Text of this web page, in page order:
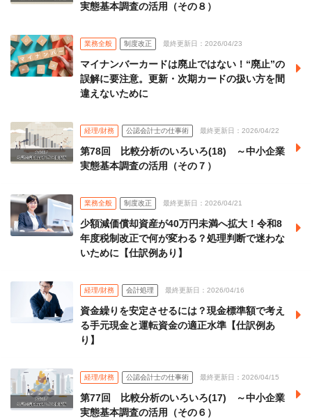
実態基本調査の活用（その８）
業務全般 制度改正 最終更新日：2026/04/23
マイナンバーカードは廃止ではない！“廃止”の
誤解に要注意。更新・次期カードの扱い方を間
違えないために
経理/財務 公認会計士の仕事術 最終更新日：2026/04/22
第78回 比較分析のいろいろ(18) ～中小企業
実態基本調査の活用（その７）
業務全般 制度改正 最終更新日：2026/04/21
少額減価償却資産が40万円未満へ拡大！令和8
年度税制改正で何が変わる？処理判断で迷わな
いために【仕訳例あり】
経理/財務 会計処理 最終更新日：2026/04/16
資金繰りを安定させるには？現金標準額で考え
る手元現金と運転資金の適正水準【仕訳例あ
り】
経理/財務 公認会計士の仕事術 最終更新日：2026/04/15
第77回 比較分析のいろいろ(17) ～中小企業
実態基本調査の活用（その６）